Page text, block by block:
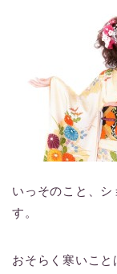
いっそのこと、
す。
おそらく寒いこ